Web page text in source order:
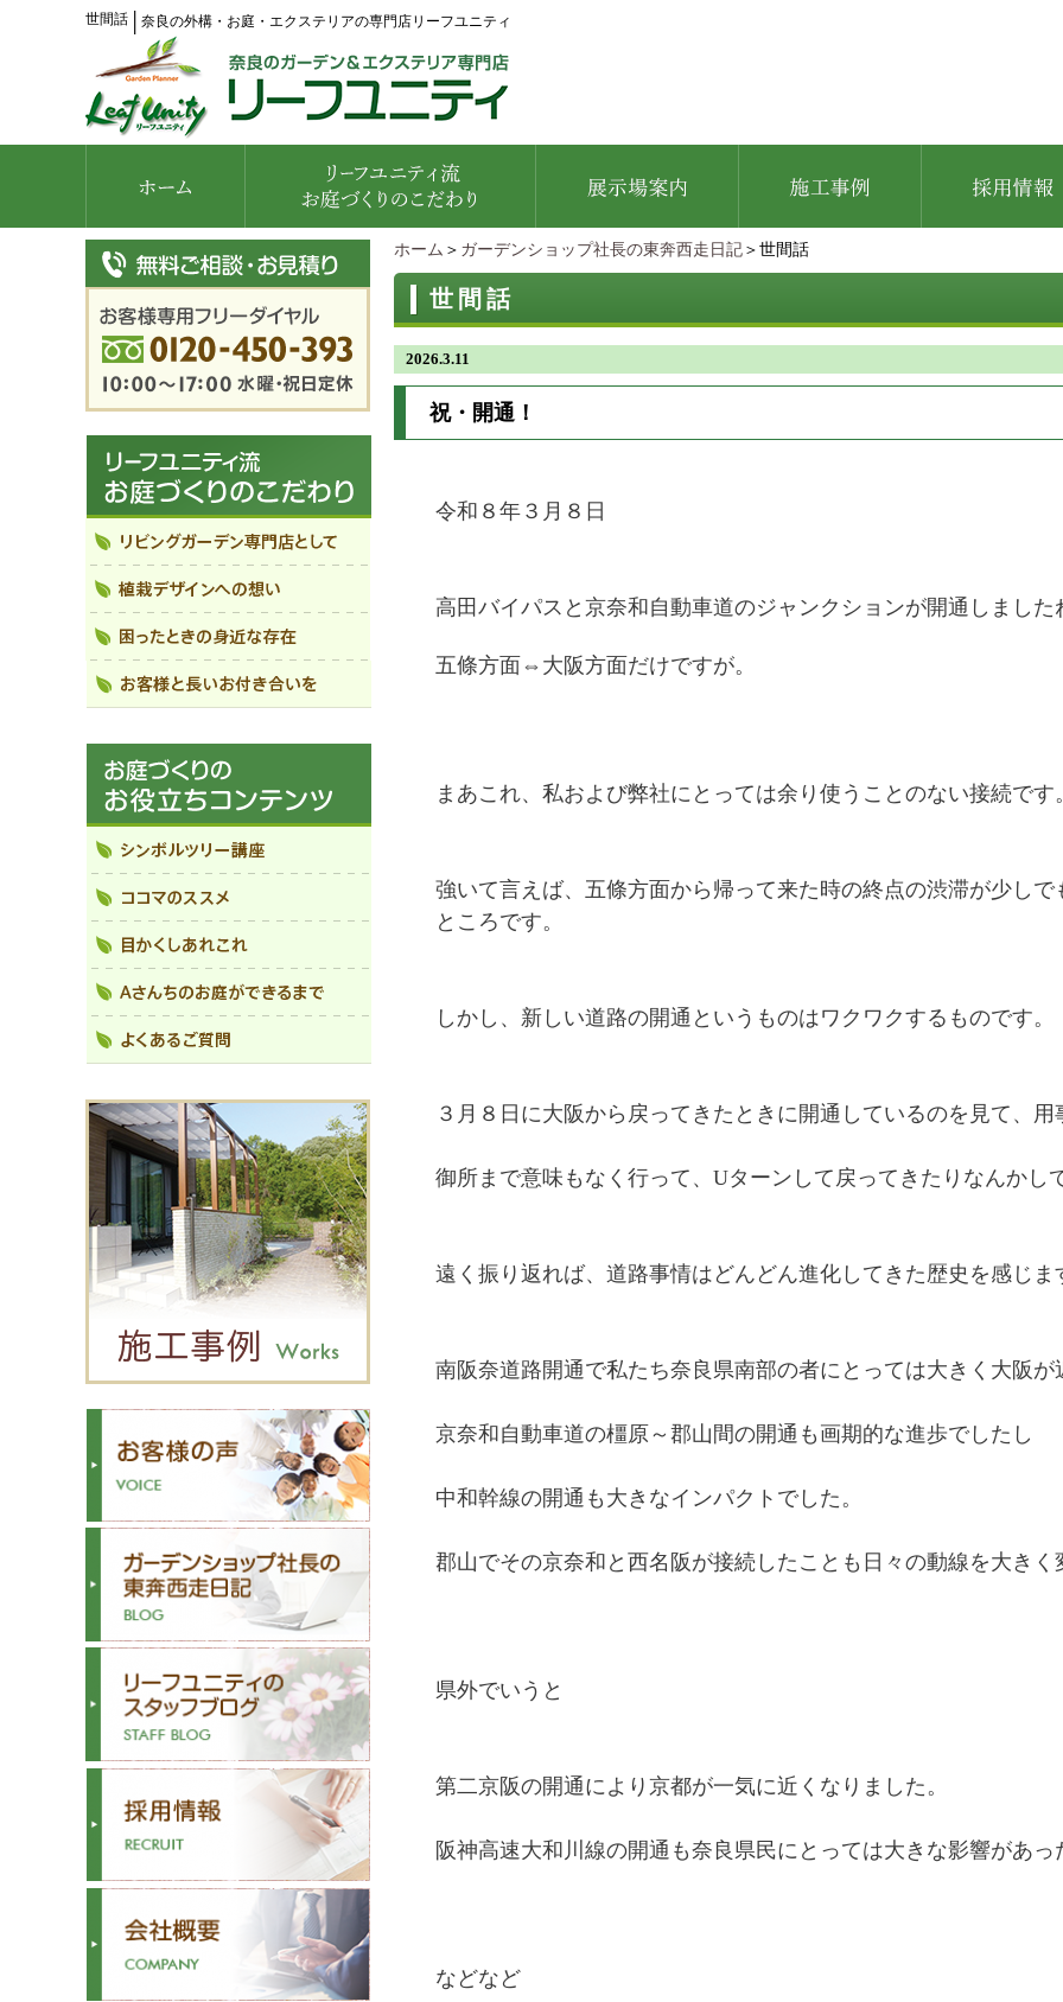
世間話 奈良の外構・お庭・エクステリアの専門店リーフユニティ
ホーム ＞ ガーデンショップ社長の東奔西走日記 ＞世間話
世間話
2026.3.11
祝・開通！
令和８年３月８日
高田バイパスと京奈和自動車道のジャンクションが開通しました
五條方面⇔大阪方面だけですが。
まあこれ、私および弊社にとっては余り使うことのない接続です。
強いて言えば、五條方面から帰って来た時の終点の渋滞が少し
ところです。
しかし、新しい道路の開通というものはワクワクするものです。
３月８日に大阪から戻ってきたときに開通しているのを見て、
御所まで意味もなく行って、Uターンして戻ってきたりなんかし
遠く振り返れば、道路事情はどんどん進化してきた歴史を感じま
南阪奈道路開通で私たち奈良県南部の者にとっては大きく大阪が
京奈和自動車道の橿原～郡山間の開通も画期的な進歩でしたし
中和幹線の開通も大きなインパクトでした。
郡山でその京奈和と西名阪が接続したことも日々の動線を大きく
県外でいうと
第二京阪の開通により京都が一気に近くなりました。
阪神高速大和川線の開通も奈良県民にとっては大きな影響があっ
などなど